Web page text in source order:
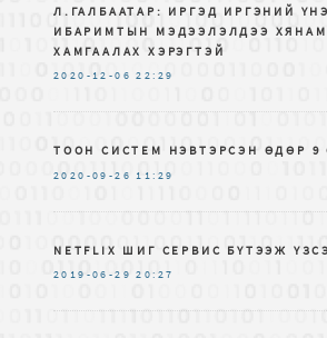
Л.ГАЛБААТАР: ИРГЭД ИРГЭНИЙ
ИБАРИМТЫН МЭДЭЭЛЭЛДЭЭ
ХАМГААЛАХ ХЭРЭГТЭЙ
2020-12-06 22:29
ТООН СИСТЕМ НЭВТЭРСЭН ӨДӨР 9
2020-09-26 11:29
NETFLIX ШИГ СЕРВИС БҮТЭЭЖ
2019-06-29 20:27